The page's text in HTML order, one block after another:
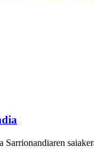
Sarrionandiaren